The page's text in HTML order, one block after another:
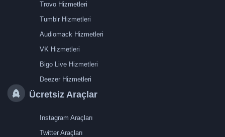
Trovo Hizmetleri
Tumblr Hizmetleri
Audiomack Hizmetleri
VK Hizmetleri
Bigo Live Hizmetleri
Deezer Hizmetleri
Ücretsiz Araçlar
Instagram Araçları
Twitter Araçları